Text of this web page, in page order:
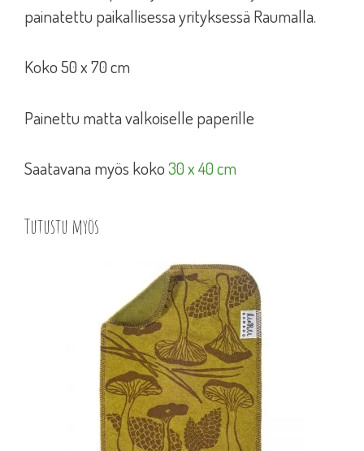
painatettu paikallisessa yrityksessä Raumalla.
Koko 50 x 70 cm
Painettu matta valkoiselle paperille
Saatavana myös koko30 x 40 cm
Tutustu myös